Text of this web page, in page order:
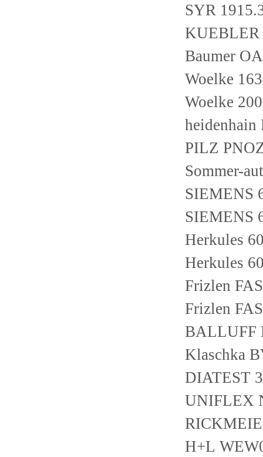
SYR
KUEBLER
Baumer
Woelke
Woelke
heidenhain
PILZ
Sommer-
SIEMENS
SIEMENS
Herkules
Herkules
Frizlen
Frizlen
BALLUFF
Klaschka
DIATEST
UNIFLEX
H+L